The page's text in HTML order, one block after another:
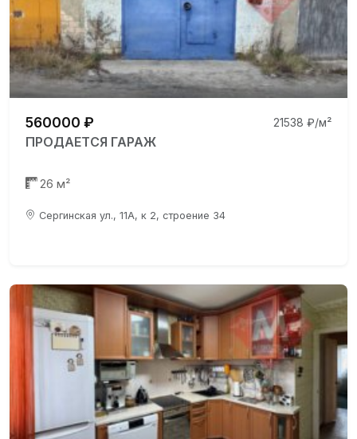
560000 ₽ 21538 ₽/м²
ПРОДАЕТСЯ ГАРАЖ
26 м²
Сергинская ул., 11А, к 2, строение 34